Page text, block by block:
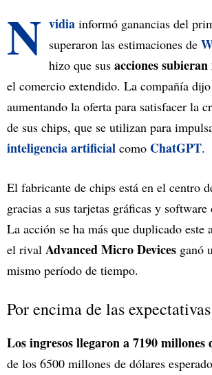
N vidia informó ganancias del
superaron las estimaciones de
hizo que sus acciones
el comercio extendido. La compañía
aumentando la oferta para satisfacer la
de sus chips, que se utilizan para
inteligencia artificial como ChatGPT.
El fabricante de chips está en el centro
gracias a sus tarjetas gráficas y software
La acción se ha más que duplicado este
el rival Advanced Micro Devices ganó
mismo período de tiempo.
Por encima de las expectativas
Los ingresos llegaron a 7190 millones
de los 6500 millones de dólares